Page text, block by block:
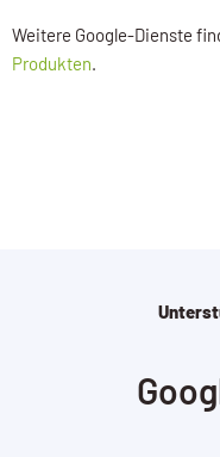
Weitere Google-Dienste
Produkten.